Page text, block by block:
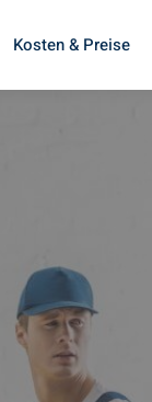
Kosten & Preise